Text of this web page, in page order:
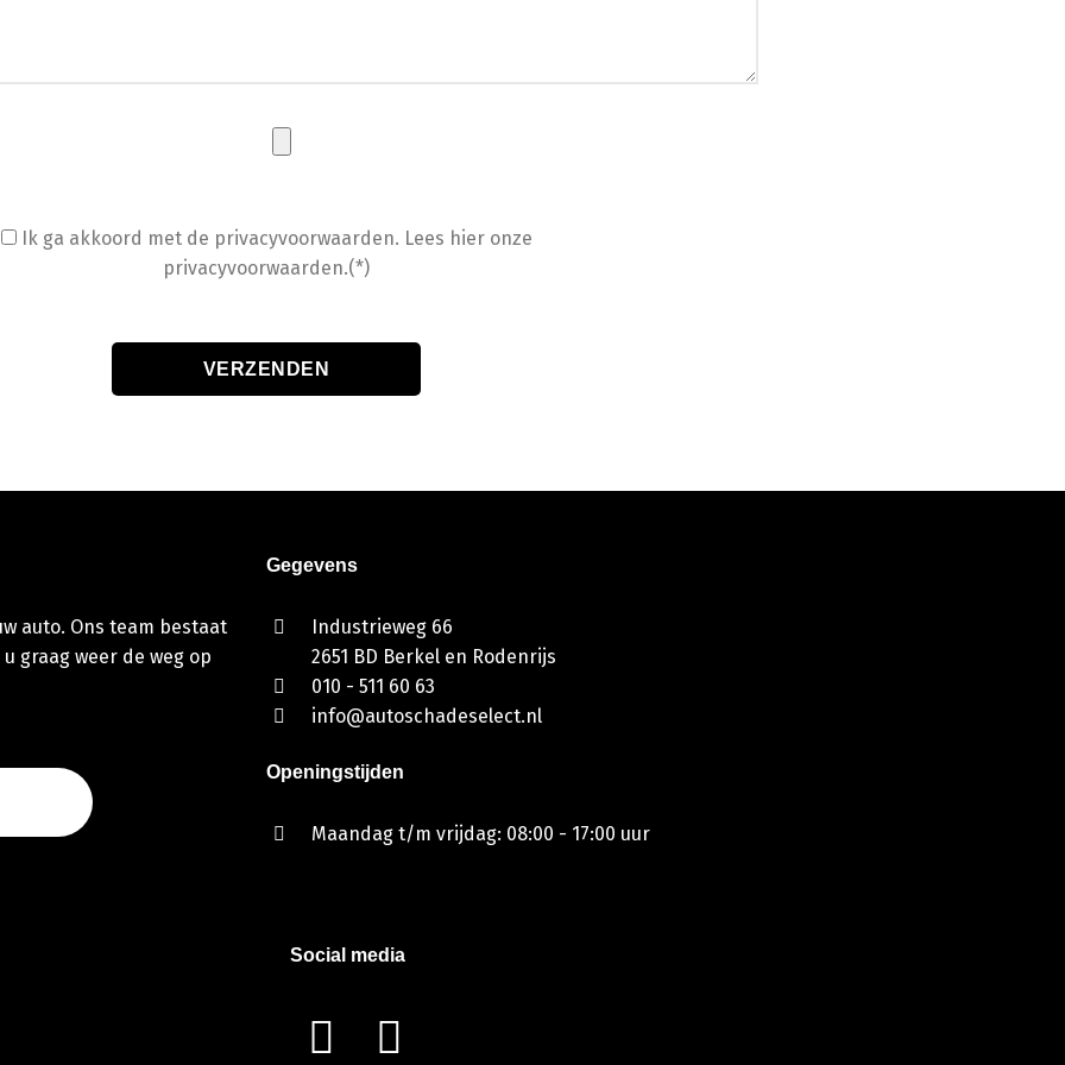
Ik ga akkoord met de privacyvoorwaarden. Lees hier onze
privacyvoorwaarden.(*)
auto. Ons team bestaat
graag weer de weg op
Gegevens
Industrieweg 66
2651 BD Berkel en Rodenrijs
010 - 511 60 63
info@autoschadeselect.nl
Openingstijden
Maandag t/m vrijdag: 08:00 - 17:00 uur
Social media